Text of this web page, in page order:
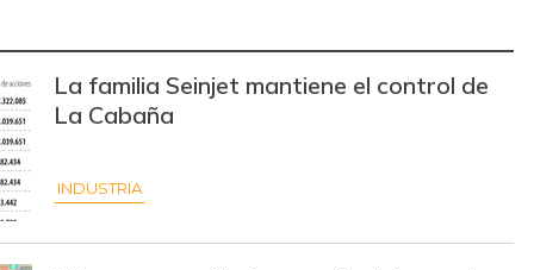
$ 2.420,00 +$ 20,00 +0,83%
$ 12.000,00
$ 11.667,00 +$ 1.667,00 +16,67%
La familia Seinjet mantiene el control de
La Cabaña
INDUSTRIA